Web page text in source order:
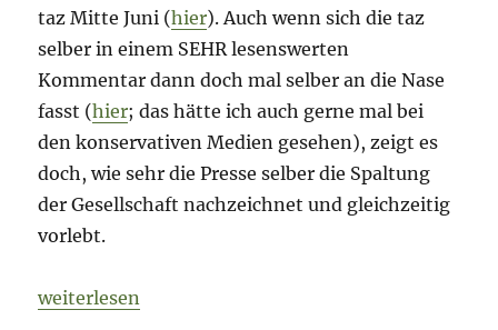
taz Mitte Juni (hier). Auch wenn sich die taz
selber in einem SEHR lesenswerten
Kommentar dann doch mal selber an die Nase
fasst (hier; das hätte ich auch gerne mal bei
den konservativen Medien gesehen), zeigt es
doch, wie sehr die Presse selber die Spaltung
der Gesellschaft nachzeichnet und gleichzeitig
vorlebt.
„Morning Briefing – 6. August 2020 –
weiterlesen